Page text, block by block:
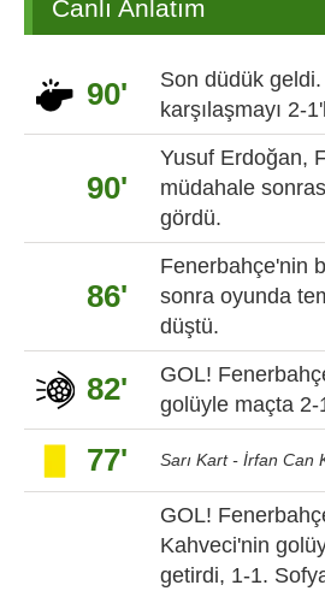
Canlı Anlatım
90'
Son düdük
karşılaşmayı 2-
90'
Yusuf Erdoğan,
müdahale
gördü.
86'
Fenerbahçe'nin
sonra oyunda
düştü.
82'
GOL!
golüyle maçta 2-
77' Sarı Kart - İrfan Can
GOL!
Kahveci'nin
getirdi, 1-1.